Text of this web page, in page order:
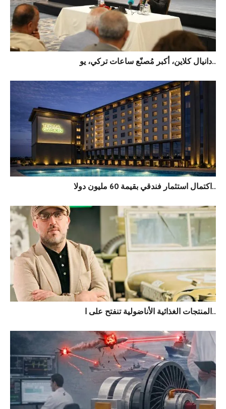
دانيال كلاين، أكبر مُصنّع ساعات تركي، يو..
اكتمال استثمار فندقي بقيمة 60 مليون دولا..
المنتجات الغذائية الأناضولية تنفتح على ا..